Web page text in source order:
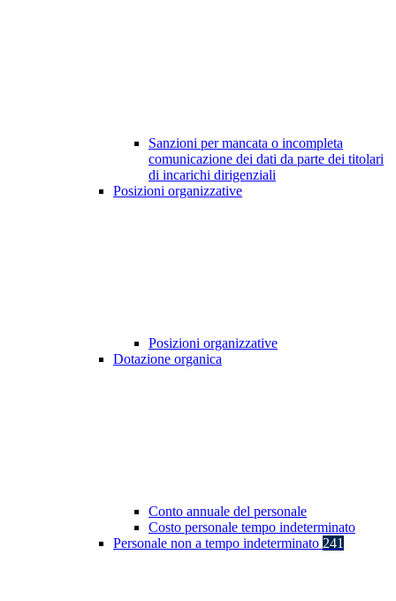
Sanzioni per mancata o incompleta
comunicazione dei dati da parte dei titolari
di incarichi dirigenziali
Posizioni organizzative
Posizioni organizzative
Dotazione organica
Conto annuale del personale
Costo personale tempo indeterminato
Personale non a tempo indeterminato 241